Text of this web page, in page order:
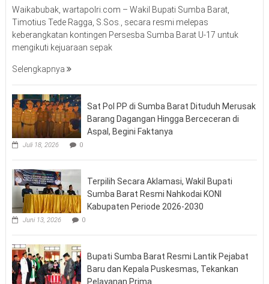
Waikabubak, wartapolri.com – Wakil Bupati Sumba Barat,
Timotius Tede Ragga, S.Sos., secara resmi melepas
keberangkatan kontingen Persesba Sumba Barat U-17 untuk
mengikuti kejuaraan sepak
Selengkapnya
Sat Pol PP di Sumba Barat Dituduh Merusak
Barang Dagangan Hingga Berceceran di
Aspal, Begini Faktanya
Juli 18, 2026 0
Terpilih Secara Aklamasi, Wakil Bupati
Sumba Barat Resmi Nahkodai KONI
Kabupaten Periode 2026-2030
Juni 13, 2026 0
Bupati Sumba Barat Resmi Lantik Pejabat
Baru dan Kepala Puskesmas, Tekankan
Pelayanan Prima